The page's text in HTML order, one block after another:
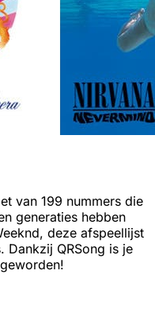
van 199 nummers die
generaties hebben
deze afspeellijst
QRSong is je